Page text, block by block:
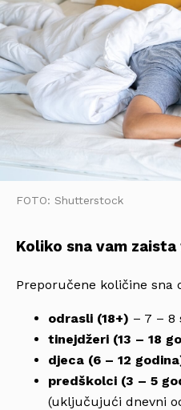
FOTO: Shutterstock
Koliko sna vam
Preporučene količine sna
odrasli (18+) – 7 – 8
tinejdžeri (13 – 18
djeca (6 – 12
predškolci (3 – 5
(uključujući dnevni